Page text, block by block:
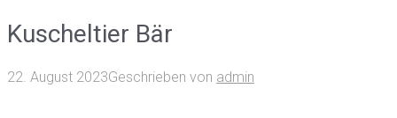
Kuscheltier Bär
22. August 2023Geschrieben von admin